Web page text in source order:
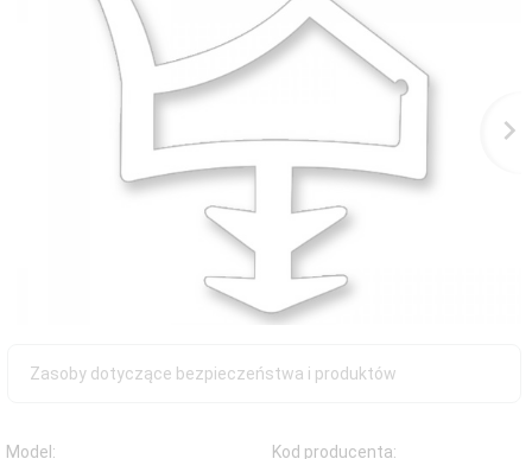
Zasoby dotyczące bezpieczeństwa i produktów
Model:
Kod producenta: